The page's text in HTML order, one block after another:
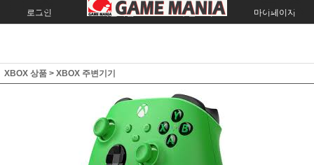
로그인 회원가입 주문조회 마이페이지
XBOX 상품 > XBOX 주변기기